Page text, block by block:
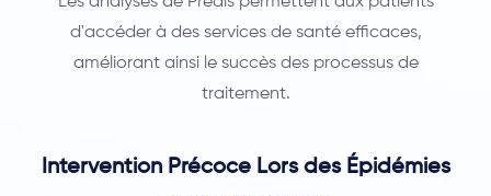
d'accéder à des services de santé efficaces,
améliorant ainsi le succès des processus de
traitement.
Intervention Précoce Lors des Épidémies